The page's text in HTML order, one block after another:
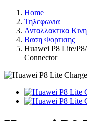
Home
Τηλεφωνια
Ανταλλακτικα
Βαση Φορτισης
Huawei P8 Lite/
Connector